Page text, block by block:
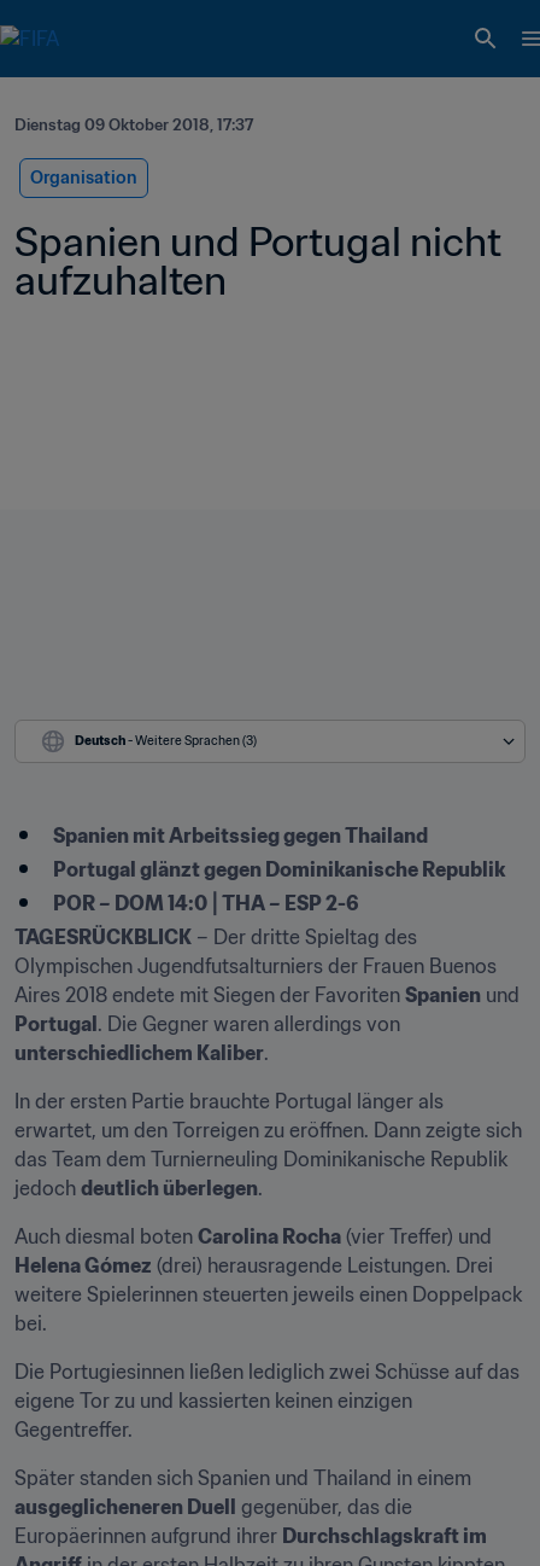
Dienstag 09 Oktober 2018, 17:37
Organisation
Spanien und Portugal nicht
aufzuhalten
Deutsch - Weitere Sprachen (3)
Spanien mit Arbeitssieg gegen Thailand
Portugal glänzt gegen Dominikanische Republik
POR – DOM 14:0⎪THA – ESP 2-6
TAGESRÜCKBLICK – Der dritte Spieltag des
Olympischen Jugendfutsalturniers der Frauen Buenos
Aires 2018 endete mit Siegen der Favoriten Spanien
Portugal
unterschiedlichem Kaliber.
In der ersten Partie brauchte Portugal länger als
erwartet, um den Torreigen zu eröffnen. Dann zeigte sich
das Team dem Turnierneuling Dominikanische Republik
jedoch deutlich überlegen.
Auch diesmal boten Carolina Rocha
Helena Gómez (drei) herausragende Leistungen. Drei
weitere Spielerinnen steuerten jeweils einen Doppelpack
bei.
Die Portugiesinnen ließen lediglich zwei Schüsse auf das
eigene Tor zu und kassierten keinen einzigen
Gegentreffer.
ausgeglicheneren Duell
gegenüber, das die
Europäerinnen aufgrund ihrer Durchschlagskraft im